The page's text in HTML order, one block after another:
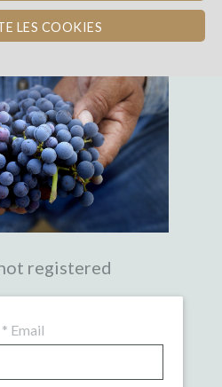
LES COOKIES
IN WINE
registered
* Email